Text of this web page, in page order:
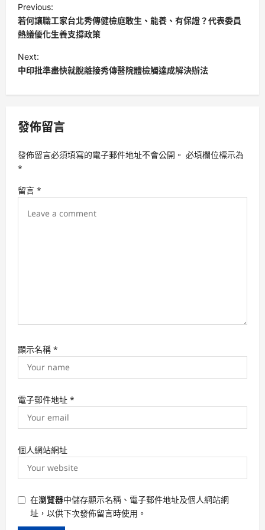
o
s
t
n
a
i
a
t
i
Previous:
若何讓職工家台北秀傳健檢庭敢生、能養、有保證？代表委員
熱議優化生養支撐政策
Next:
中印批準盡快就脫離接秀傳醫院體檢觸達成解決辦法
發佈留言
發佈留言必須填寫的電子郵件地址不會公開。 必填欄位標示為
*
留言 *
顯示名稱 *
電子郵件地址 *
個人網站網址
在瀏覽器中儲存顯示名稱、電子郵件地址及個人網站網
址，以供下次發佈留言時使用。